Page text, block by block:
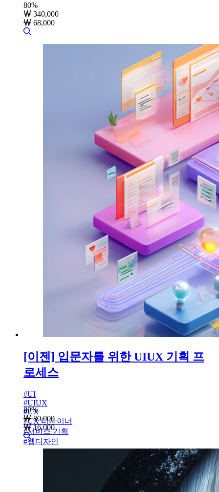
80%
340,000
68,000
[이젠] 입문자를 위한 UIUX 기획 프
로세스
#UI
#UIUX
#UX
#UX 디자이너
#서비스 기획
#웹디자인
80%
80,000
16,000